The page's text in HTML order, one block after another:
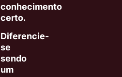
conhecimento
certo.
Diferencie-
se
sendo
um